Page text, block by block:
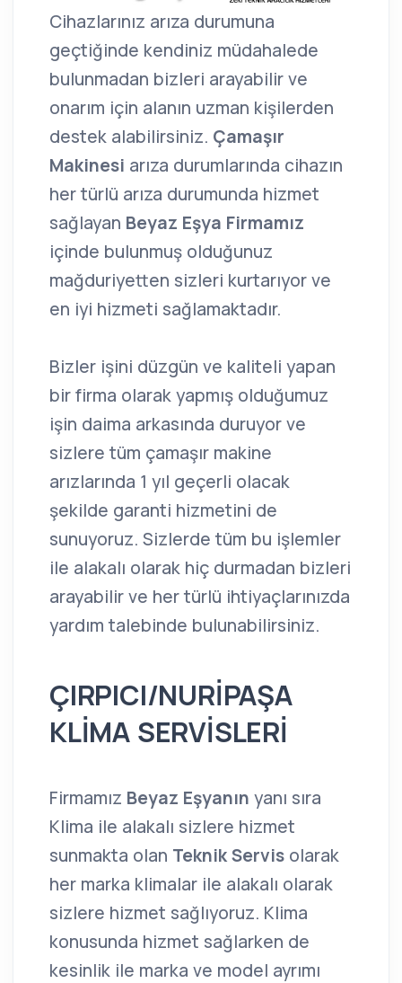
Cihazlarınız arıza durumuna
geçtiğinde kendiniz müdahalede
bulunmadan bizleri arayabilir ve
onarım için alanın uzman kişilerden
destek alabilirsiniz. Çamaşır
Makinesi arıza durumlarında cihazın
her türlü arıza durumunda hizmet
sağlayan Beyaz Eşya Firmamız
içinde bulunmuş olduğunuz
mağduriyetten sizleri kurtarıyor ve
en iyi hizmeti sağlamaktadır.
Bizler işini düzgün ve kaliteli yapan
bir firma olarak yapmış olduğumuz
işin daima arkasında duruyor ve
sizlere tüm çamaşır makine
arızlarında 1 yıl geçerli olacak
şekilde garanti hizmetini de
sunuyoruz. Sizlerde tüm bu işlemler
ile alakalı olarak hiç durmadan bizleri
arayabilir ve her türlü ihtiyaçlarınızda
yardım talebinde bulunabilirsiniz.
ÇIRPICI/NURİPAŞA
KLİMA SERVİSLERİ
Firmamız Beyaz Eşyanın yanı sıra
Klima ile alakalı sizlere hizmet
sunmakta olan Teknik Servis olarak
her marka klimalar ile alakalı olarak
sizlere hizmet sağlıyoruz. Klima
konusunda hizmet sağlarken de
kesinlik ile marka ve model ayrımı